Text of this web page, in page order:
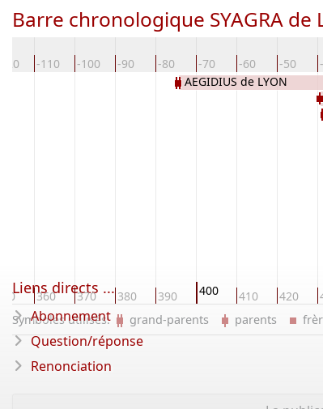
Barre chronologique SYAGRA de
-110 -100 -90 -80 -70 -60 -50
360 370 380 390 400 410 420
AEGIDIUS de LYON
Symboles utilisés: grand-parents parents
Liens directs ...
Abonnement
Question/réponse
Renonciation